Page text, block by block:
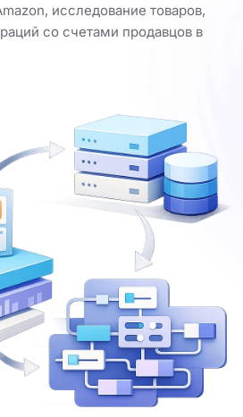
исследование товаров,
со счетами продавцов в